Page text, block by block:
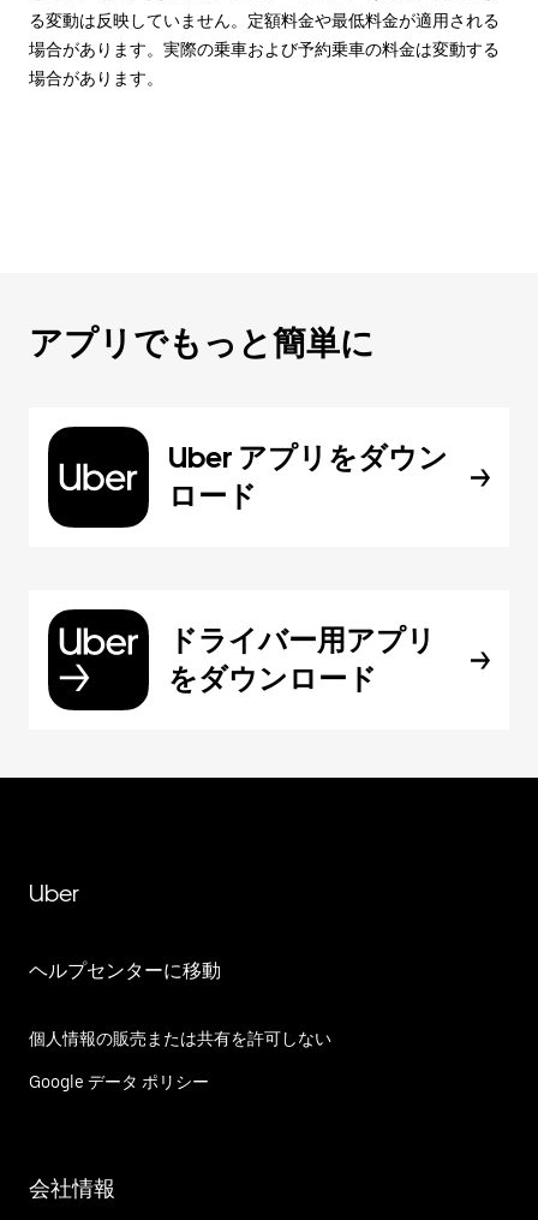
る変動は反映していません。定額料金や最低料金が適用される
場合があります。実際の乗車および予約乗車の料金は変動する
場合があります。
アプリでもっと簡単に
Uber アプリをダウン
ロード
ドライバー用アプリ
をダウンロード
Uber
ヘルプセンターに移動
個人情報の販売または共有を許可しない
Google データ ポリシー
会社情報